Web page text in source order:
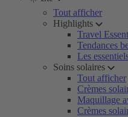
Tout afficher
Highlights
Travel
Tendances
Les
Soins solaires
Tout afficher
Crèmes
Maquillage
Crèmes